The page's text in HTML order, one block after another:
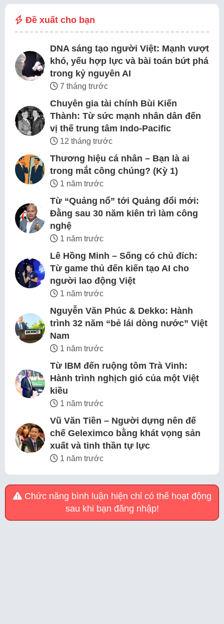
Đề xuất cho bạn
DNA sáng tạo người Việt: Mạnh vượt
khó, yếu hợp lực và bài toán bứt phá
trong kỷ nguyên AI
7 tháng trước
Chuyên gia tài chính Bùi Kiến
Thành: Từ sức mạnh nhân dân đến
vị thế trung tâm Indo-Pacific
12 tháng trước
Thương hiệu cá nhân – Bạn là ai
trong mắt công chúng? (Kỳ 1)
1 năm trước
Từ “Quảng nổ” tới Quảng đổi mới:
Đằng sau 30 năm kiên trì làm công
nghệ
1 năm trước
Lê Hồng Minh – Sống có chủ đích:
Từ game thủ đến kiến tạo AI cho
người lao động Việt
1 năm trước
Nguyễn Văn Phúc & Dekko: Hành
trình 32 năm “bẻ lái dòng nước” Việt
Nam
1 năm trước
Từ IBM đến ruộng tôm Trà Vinh:
Hành trình nghịch gió của một Việt
kiều
1 năm trước
Vũ Văn Tiền – Người dựng nên đế
chế Geleximco bằng khát vọng sản
xuất và tinh thần tự lực
1 năm trước
Chức năng bình luận hiện chỉ có thể hoạt động
sau khi bạn đăng nhập!